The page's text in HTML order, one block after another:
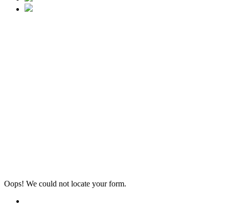
Oops! We could not locate your form.